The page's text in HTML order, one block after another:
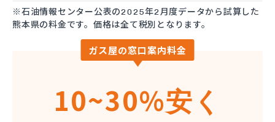
※石油情報センター公表の2025年2月度データから試算した
熊本県の料金です。価格は全て税別となります。
ガス屋の窓口案内料金
10~30%安く